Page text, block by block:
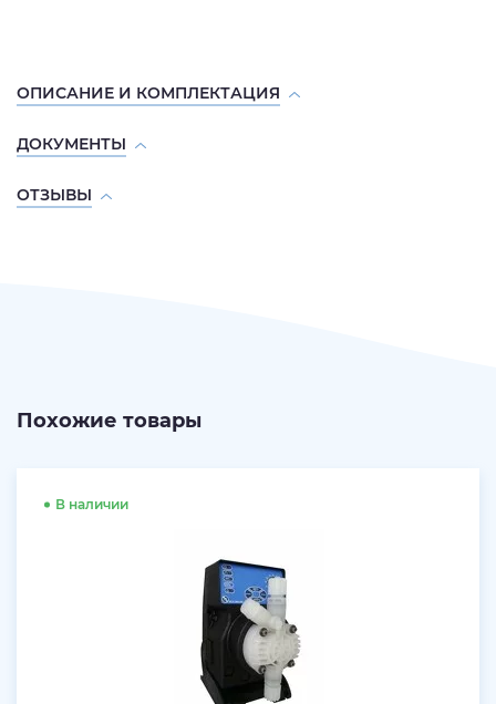
ОПИСАНИЕ И КОМПЛЕКТАЦИЯ
ДОКУМЕНТЫ
ОТЗЫВЫ
Похожие товары
В наличии